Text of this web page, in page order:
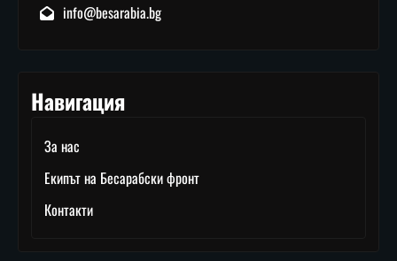
info@besarabia.bg
Навигация
За нас
Екипът на Бесарабски фронт
Контакти